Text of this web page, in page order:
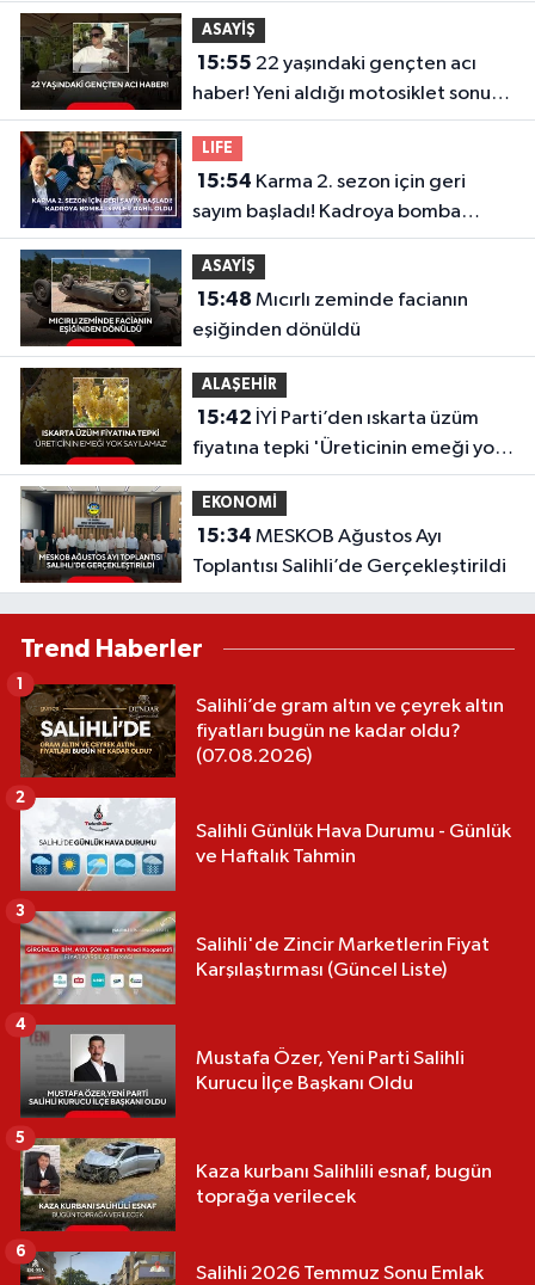
ASAYİŞ
15:55
haber! Yeni aldığı motosiklet sonu
oldu
LIFE
15:54
sayım başladı! Kadroya bomba
isimler dahil oldu
ASAYİŞ
15:48
eşiğinden dönüldü
ALAŞEHİR
15:42
fiyatına tepki 'Üreticinin emeği yok
sayılamaz'
EKONOMİ
15:34
Toplantısı Salihli’de Gerçekleştirildi
Trend Haberler
Salihli’de gram altın ve çeyrek altın
fiyatları bugün ne kadar oldu?
(07.08.2026)
1
Salihli Günlük Hava Durumu - Günlük
ve Haftalık Tahmin
2
Salihli'de Zincir Marketlerin Fiyat
Karşılaştırması (Güncel Liste)
3
Mustafa Özer, Yeni Parti Salihli
Kurucu İlçe Başkanı Oldu
4
Kaza kurbanı Salihlili esnaf, bugün
toprağa verilecek
5
Salihli 2026 Temmuz Sonu Emlak
6